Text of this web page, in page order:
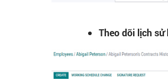
Theo dõi lịch sử